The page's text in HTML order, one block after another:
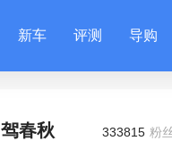
新车 评测 导购
驾春秋 333815 粉